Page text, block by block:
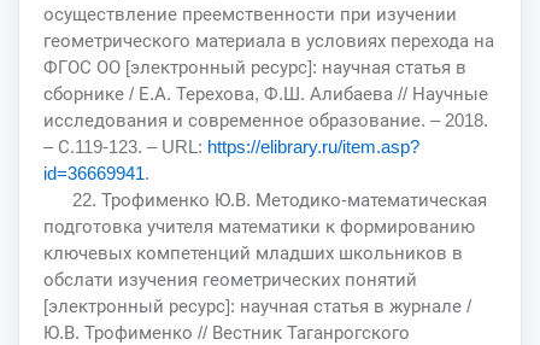
осуществление преемственности при изучении
геометрического материала в условиях перехода на
ФГОС ОО [электронный ресурс]: научная статья в
сборнике / Е.А. Терехова, Ф.Ш. Алибаева // Научные
исследования и современное образование. – 2018.
– С.119-123. – URL: https://elibrary.ru/item.asp?
id=36669941.
22. Трофименко Ю.В. Методико-математическая
подготовка учителя математики к формированию
ключевых компетенций младших школьников в
обслати изучения геометрических понятий
[электронный ресурс]: научная статья в журнале /
Ю.В. Трофименко // Вестник Таганрогского